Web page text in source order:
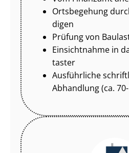
Ortsbegehung
di­gen
Prüfung von
Einsichtnahme in
tas­ter
Ausführliche
Abhandlung (ca.